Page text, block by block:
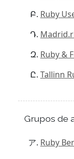
Ruby
Ruby &
Tallinn
Grupos de
Ruby